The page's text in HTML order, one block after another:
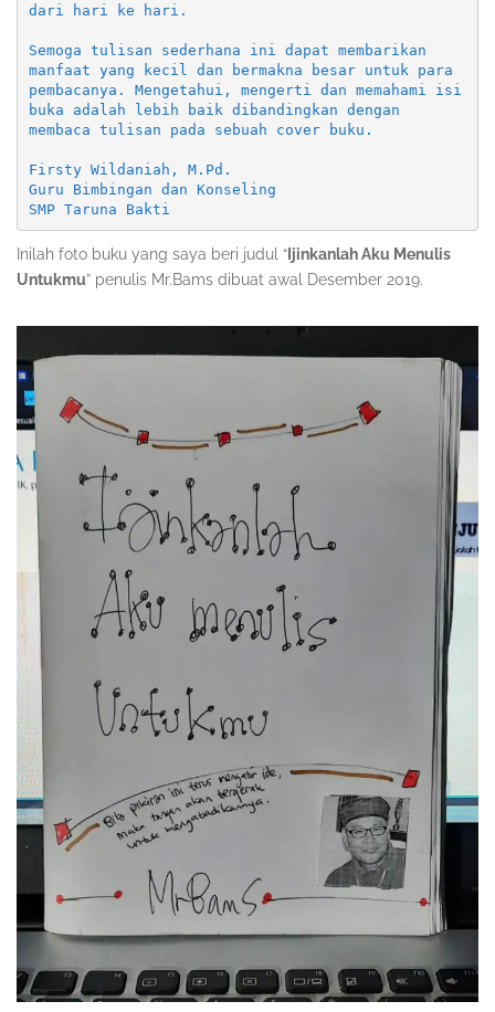
dari hari ke hari.
Semoga tulisan sederhana ini dapat membarikan
manfaat yang kecil dan bermakna besar untuk para
pembacanya. Mengetahui, mengerti dan memahami isi
buka adalah lebih baik dibandingkan dengan
membaca tulisan pada sebuah cover buku.
Firsty Wildaniah, M.Pd.
Guru Bimbingan dan Konseling
SMP Taruna Bakti
Inilah foto buku yang saya beri judul “ Ijinkanlah Aku Menulis
Untukmu” penulis Mr.Bams dibuat awal Desember 2019.